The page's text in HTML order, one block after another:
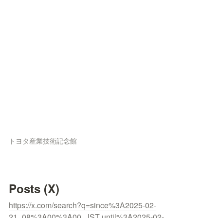
トヨタ産業技術記念館
Posts (X)
https://x.com/search?q=since%3A2025-02-